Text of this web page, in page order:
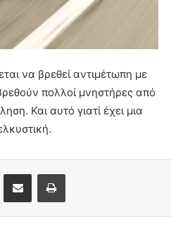
να βρεθεί αντιμέτωπη με
πολλοί μνηστήρες από
Και αυτό γιατί έχει μια
Share via Email Print